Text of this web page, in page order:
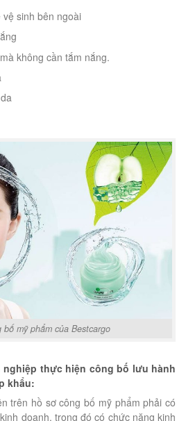
sinh bên ngoài
không cần tắm nắng.
bố mỹ phẩm của Bestcargo
thực hiện công bố lưu hành
khẩu:
trên hồ sơ công bố mỹ phẩm phải có
doanh, trong đó có chức năng kinh